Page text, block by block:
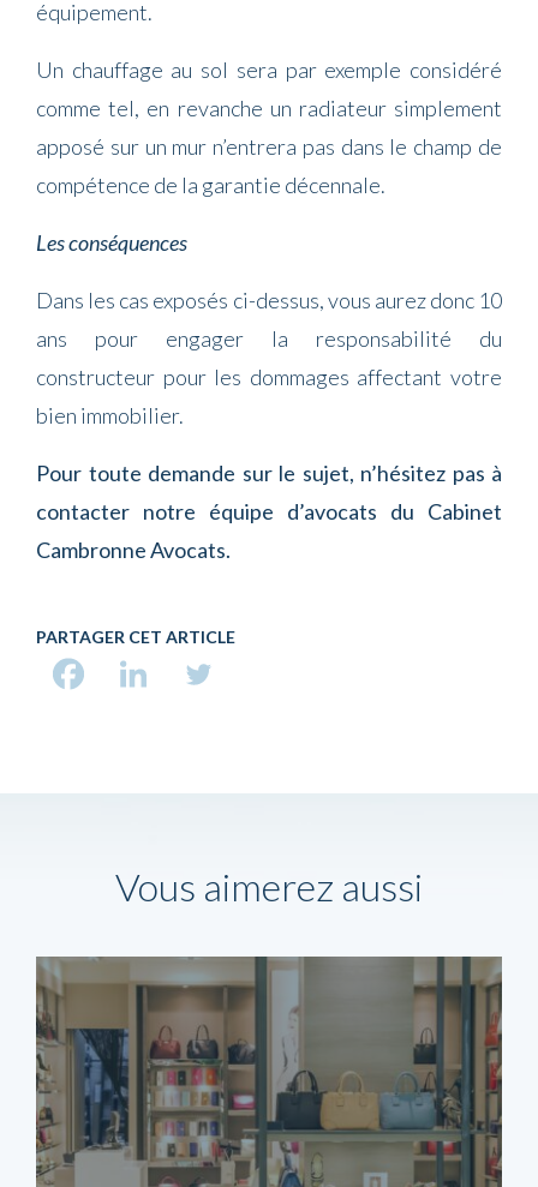
équipement.
Un chauffage au sol sera par exemple considéré
comme tel, en revanche un radiateur simplement
apposé sur un mur n’entrera pas dans le champ de
compétence de la garantie décennale.
Les conséquences
Dans les cas exposés ci-dessus, vous aurez donc 10
ans pour engager la responsabilité du
constructeur pour les dommages affectant votre
bien immobilier.
Pour toute demande sur le sujet, n’hésitez pas à
contacter notre équipe d’avocats du Cabinet
Cambronne Avocats.
PARTAGER CET ARTICLE
Vous aimerez aussi